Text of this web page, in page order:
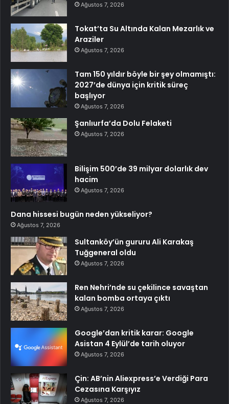
Ağustos 7, 2026
Tokat’ta Su Altında Kalan Mezarlık ve
Araziler
Ağustos 7, 2026
Tam 150 yıldır böyle bir şey olmamıştı:
2027’de dünya için kritik süreç
başlıyor
Ağustos 7, 2026
Şanlıurfa’da Dolu Felaketi
Ağustos 7, 2026
Bilişim 500’de 39 milyar dolarlık dev
hacim
Ağustos 7, 2026
Dana hissesi bugün neden yükseliyor?
Ağustos 7, 2026
Sultanköy’ün gururu Ali Karakaş
Tuğgeneral oldu
Ağustos 7, 2026
Ren Nehri’nde su çekilince savaştan
kalan bomba ortaya çıktı
Ağustos 7, 2026
Google’dan kritik karar: Google
Asistan 4 Eylül’de tarih oluyor
Ağustos 7, 2026
Çin: AB’nin Aliexpress’e Verdiği Para
Cezasına Karşıyız
Ağustos 7, 2026